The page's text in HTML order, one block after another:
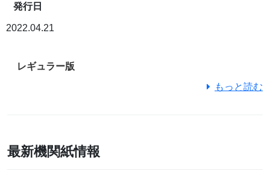
発行日
2022.04.21
レギュラー版
もっと読む
最新機関紙情報